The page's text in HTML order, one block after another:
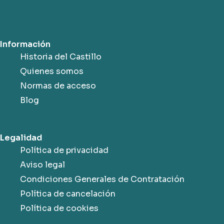
Información
Historia del Castillo
Quienes somos
Normas de acceso
Blog
Legalidad
Política de privacidad
Aviso legal
Condiciones Generales de Contratación
Política de cancelación
Política de cookies